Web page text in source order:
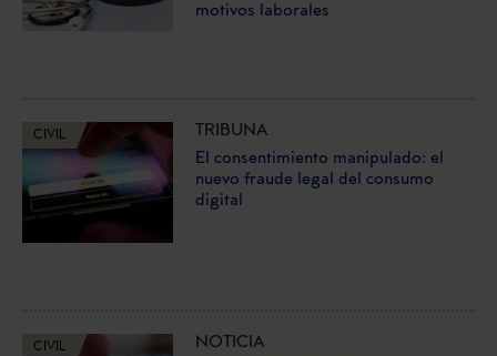
motivos laborales
CIVIL
TRIBUNA
El consentimiento manipulado: el
nuevo fraude legal del consumo
digital
CIVIL
NOTICIA